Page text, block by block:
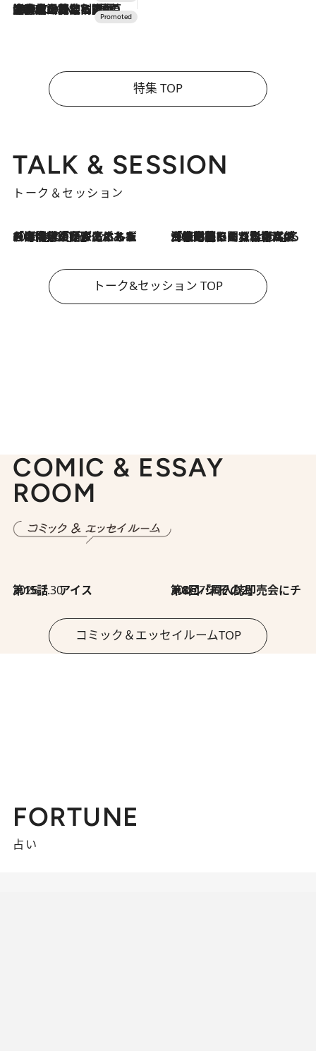
2026.7.10
NEW OPEN！【界 草津】名湯の地に誕生。趣の異なる2種の温泉と上州ならではの会席・蕎麦割烹など美食を味わう究極の癒やし旅
特集 TOP
TALK & SESSION
トーク＆セッション
2026.8.3
「今後値上げがあるとすれば…」「リスクがあるのは今年の冬」エネルギー専門家が語る、ホルムズ海峡封鎖が家庭にもたらす“ある心配” 2026.8.3
「住宅建てられない…」「サーチャージ料の高値が続いている」ホルムズ海峡封鎖による影響はいつまで続く？《エネルギー専門家に聞く“どうなる日本の暮らし”》
トーク&セッション TOP
COMIC & ESSAY
ROOM
2026.7.30
第15話 アイス 2026.7.30
第8回「同人誌即売会にチャレンジ その2」
コミック＆エッセイルームTOP
FORTUNE
占い